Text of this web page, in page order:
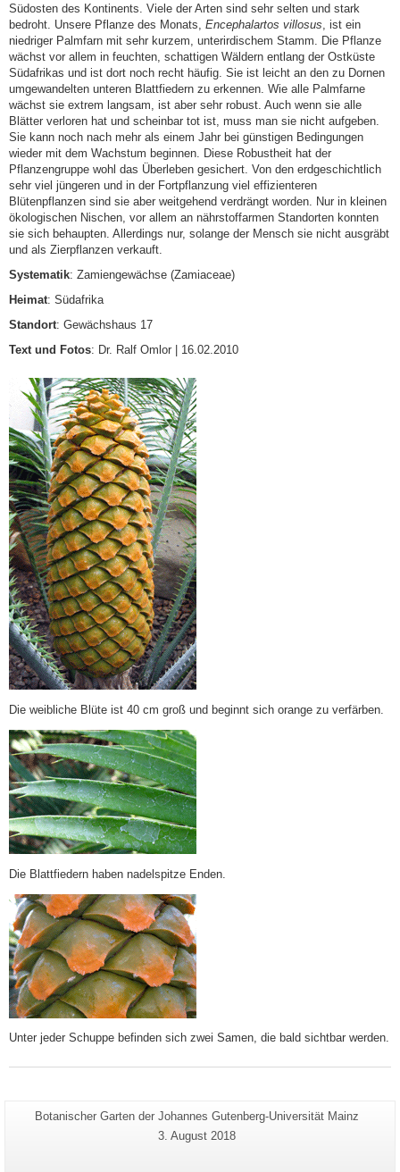
Südosten des Kontinents. Viele der Arten sind sehr selten und stark
bedroht. Unsere Pflanze des Monats, Encephalartos villosus , ist ein
niedriger Palmfarn mit sehr kurzem, unterirdischem Stamm. Die Pflanze
wächst vor allem in feuchten, schattigen Wäldern entlang der Ostküste
Südafrikas und ist dort noch recht häufig. Sie ist leicht an den zu Dornen
umgewandelten unteren Blattfiedern zu erkennen. Wie alle Palmfarne
wächst sie extrem langsam, ist aber sehr robust. Auch wenn sie alle
Blätter verloren hat und scheinbar tot ist, muss man sie nicht aufgeben.
Sie kann noch nach mehr als einem Jahr bei günstigen Bedingungen
wieder mit dem Wachstum beginnen. Diese Robustheit hat der
Pflanzengruppe wohl das Überleben gesichert. Von den erdgeschichtlich
sehr viel jüngeren und in der Fortpflanzung viel effizienteren
Blütenpflanzen sind sie aber weitgehend verdrängt worden. Nur in kleinen
ökologischen Nischen, vor allem an nährstoffarmen Standorten konnten
sie sich behaupten. Allerdings nur, solange der Mensch sie nicht ausgräbt
und als Zierpflanzen verkauft.
Systematik: Zamiengewächse (Zamiaceae)
Heimat: Südafrika
Standort: Gewächshaus 17
Text und Fotos: Dr. Ralf Omlor | 16.02.2010
Die weibliche Blüte ist 40 cm groß und beginnt sich orange zu verfärben.
Die Blattfiedern haben nadelspitze Enden.
Unter jeder Schuppe befinden sich zwei Samen, die bald sichtbar werden.
Zusätzliche
Informationen
Seiten-
Botanischer Garten der Johannes Gutenberg-Universität Mainz
Letzte
3. August 2018